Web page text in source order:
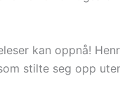
kan oppnå!
stilte seg opp